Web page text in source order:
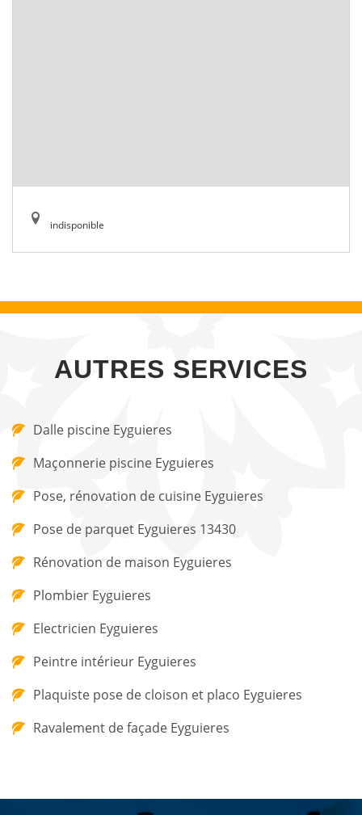
indisponible
AUTRES SERVICES
Dalle piscine Eyguieres
Maçonnerie piscine Eyguieres
Pose, rénovation de cuisine Eyguieres
Pose de parquet Eyguieres 13430
Rénovation de maison Eyguieres
Plombier Eyguieres
Electricien Eyguieres
Peintre intérieur Eyguieres
Plaquiste pose de cloison et placo Eyguieres
Ravalement de façade Eyguieres